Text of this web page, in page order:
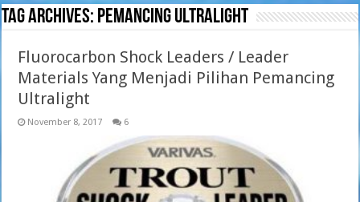
Tag Archives: pemancing ultralight
Fluorocarbon Shock Leaders / Leader
Materials Yang Menjadi Pilihan Pemancing
Ultralight
November 8, 2017 6